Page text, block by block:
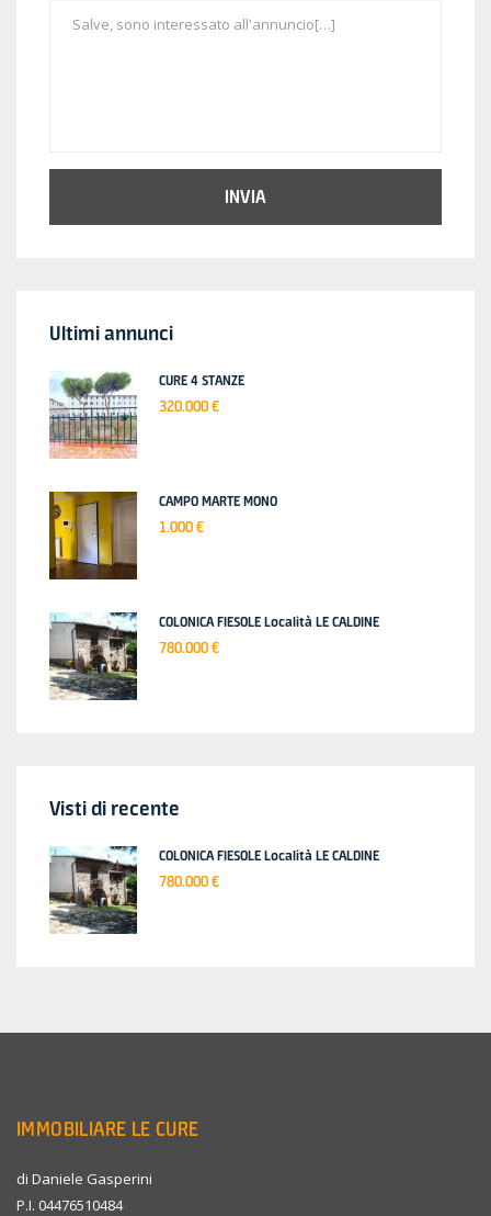
INVIA
Ultimi annunci
CURE 4 STANZE
320.000 €
CAMPO MARTE MONO
1.000 €
COLONICA FIESOLE Località LE CALDINE
780.000 €
Visti di recente
COLONICA FIESOLE Località LE CALDINE
780.000 €
IMMOBILIARE LE CURE
di Daniele Gasperini
P.I. 04476510484